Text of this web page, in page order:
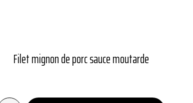
Filet mignon de porc sauce moutarde